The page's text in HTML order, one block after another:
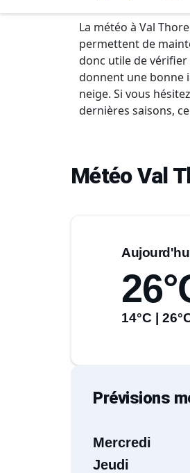
La météo à Val
permettent de
donc utile de vérifier
donnent une bonne
neige. Si vous
dernières saisons,
Météo Val
14°C |
Prévisions
Mercredi
Jeudi